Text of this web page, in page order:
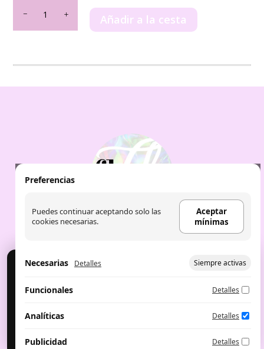
Elixir
Lattafa
Añadir a la cesta
privacidad
Cookies
aceptar, rechazar o configurar.
Configurar preferencias Aceptar mínimas
Preferencias
Puedes continuar aceptando solo las
cookies necesarias.
Aceptar
mínimas
Necesarias Detalles Siempre activas
Funcionales Detalles
Analíticas Detalles
Publicidad Detalles